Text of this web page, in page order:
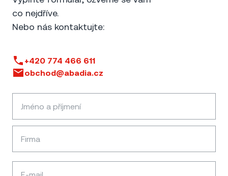
co nejdříve.
Nebo nás kontaktujte:
+420 774 466 611
obchod@abadia.cz